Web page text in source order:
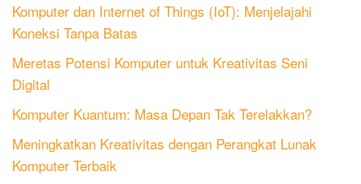
Komputer dan Internet of Things (IoT): Menjelajahi
Koneksi Tanpa Batas
Meretas Potensi Komputer untuk Kreativitas Seni
Digital
Komputer Kuantum: Masa Depan Tak Terelakkan?
Meningkatkan Kreativitas dengan Perangkat Lunak
Komputer Terbaik